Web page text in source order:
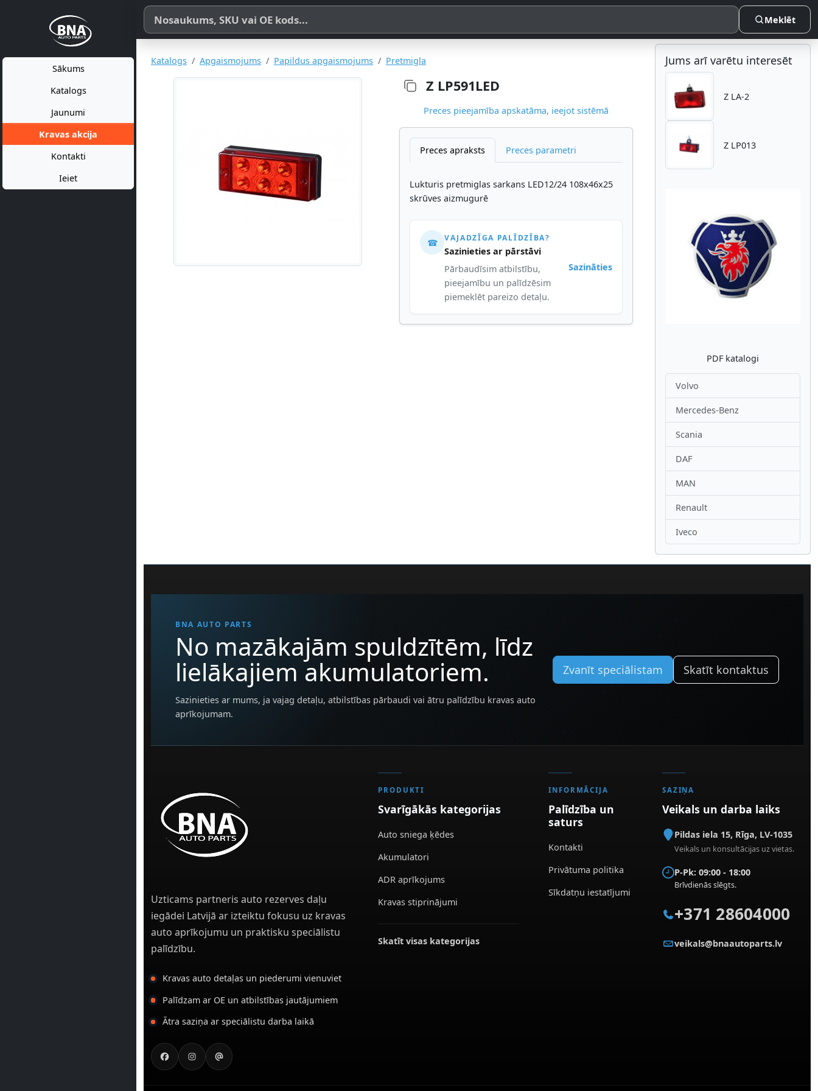
Sākums
Katalogs
Jaunumi
Kravas akcija
Kontakti
Ieiet
Meklēt pēc produkta nosaukuma, SKU vai OE koda
Meklēt
Katalogs Apgaismojums Papildus apgaismojums Pretmigla
Z LP591LED
Preces pieejamība apskatāma, ieejot sistēmā
Preces apraksts Preces parametri
Lukturis pretmiglas sarkans LED12/24 108x46x25
skrūves aizmugurē
☎ VAJADZĪGA PALĪDZĪBA?
Sazinieties ar pārstāvi
Pārbaudīsim atbilstību,
pieejamību un palīdzēsim
piemeklēt pareizo detaļu.
Sazināties
Jums arī varētu interesēt
Z LA-2
Z LP013
Atpakaļ
PDF katalogi
Volvo
Mercedes-Benz
Scania
DAF
MAN
Renault
Iveco
BNA AUTO PARTS
No mazākajām spuldzītēm, līdz
lielākajiem akumulatoriem.
Sazinieties ar mums, ja vajag detaļu, atbilstības pārbaudi vai ātru palīdzību kravas auto
aprīkojumam.
Zvanīt speciālistam Skatīt kontaktus
Uzticams partneris auto rezerves daļu
iegādei Latvijā ar izteiktu fokusu uz kravas
auto aprīkojumu un praktisku speciālistu
palīdzību.
Kravas auto detaļas un piederumi vienuviet
Palīdzam ar OE un atbilstības jautājumiem
Ātra saziņa ar speciālistu darba laikā
PRODUKTI
Svarīgākās kategorijas
Auto sniega ķēdes
Akumulatori
ADR aprīkojums
Kravas stiprinājumi
Skatīt visas kategorijas
INFORMĀCIJA
Palīdzība un
saturs
Kontakti
Privātuma politika
Sīkdatņu iestatījumi
SAZIŅA
Veikals un darba laiks
Pildas iela 15, Rīga, LV-1035
Veikals un konsultācijas uz vietas.
P-Pk: 09:00 - 18:00
Brīvdienās slēgts.
+371 28604000
veikals@bnaautoparts.lv